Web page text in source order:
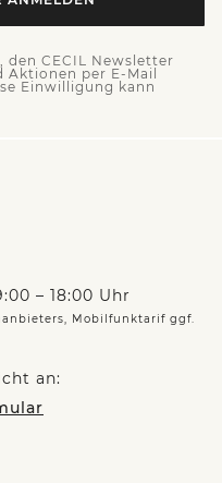
CECIL Newsletter
Aktionen per E-Mail
Einwilligung kann
– 18:00 Uhr
Mobilfunktarif ggf.
an: